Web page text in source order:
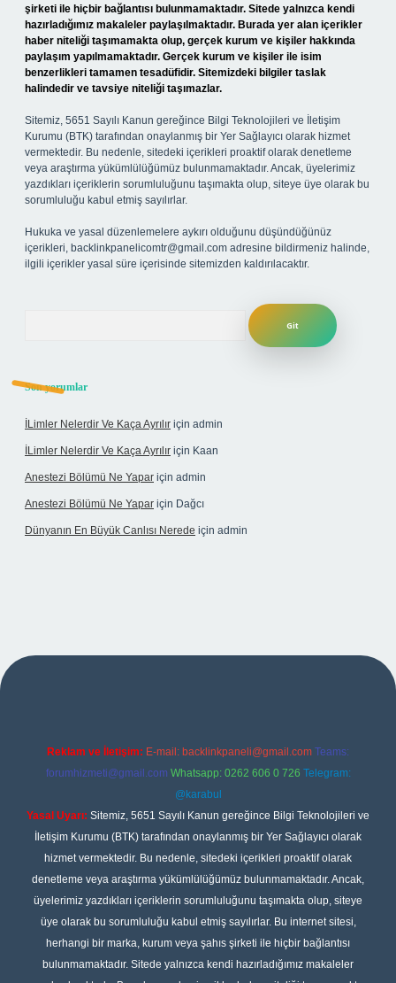
şirketi ile hiçbir bağlantısı bulunmamaktadır. Sitede yalnızca kendi
hazırladığımız makaleler paylaşılmaktadır. Burada yer alan içerikler
haber niteliği taşımamakta olup, gerçek kurum ve kişiler hakkında
paylaşım yapılmamaktadır. Gerçek kurum ve kişiler ile isim
benzerlikleri tamamen tesadüfidir. Sitemizdeki bilgiler taslak
halindedir ve tavsiye niteliği taşımazlar.
Sitemiz, 5651 Sayılı Kanun gereğince Bilgi Teknolojileri ve İletişim
Kurumu (BTK) tarafından onaylanmış bir Yer Sağlayıcı olarak hizmet
vermektedir. Bu nedenle, sitedeki içerikleri proaktif olarak denetleme
veya araştırma yükümlülüğümüz bulunmamaktadır. Ancak, üyelerimiz
yazdıkları içeriklerin sorumluluğunu taşımakta olup, siteye üye olarak bu
sorumluluğu kabul etmiş sayılırlar.
Hukuka ve yasal düzenlemelere aykırı olduğunu düşündüğünüz
içerikleri, backlinkpanelicomtr@gmail.com adresine bildirmeniz halinde,
ilgili içerikler yasal süre içerisinde sitemizden kaldırılacaktır.
Son yorumlar
İLimler Nelerdir Ve Kaça Ayrılır için admin
İLimler Nelerdir Ve Kaça Ayrılır için Kaan
Anestezi Bölümü Ne Yapar için admin
Anestezi Bölümü Ne Yapar için Dağcı
Dünyanın En Büyük Canlısı Nerede için admin
giriş
Reklam ve İletişim: E-mail: backlinkpaneli@gmail.com Teams:
forumhizmeti@gmail.com Whatsapp: 0262 606 0 726 Telegram:
@karabul
Yasal Uyarı: Sitemiz, 5651 Sayılı Kanun gereğince Bilgi Teknolojileri ve
İletişim Kurumu (BTK) tarafından onaylanmış bir Yer Sağlayıcı olarak
hizmet vermektedir. Bu nedenle, sitedeki içerikleri proaktif olarak
denetleme veya araştırma yükümlülüğümüz bulunmamaktadır. Ancak,
üyelerimiz yazdıkları içeriklerin sorumluluğunu taşımakta olup, siteye
üye olarak bu sorumluluğu kabul etmiş sayılırlar. Bu internet sitesi,
herhangi bir marka, kurum veya şahıs şirketi ile hiçbir bağlantısı
bulunmamaktadır. Sitede yalnızca kendi hazırladığımız makaleler